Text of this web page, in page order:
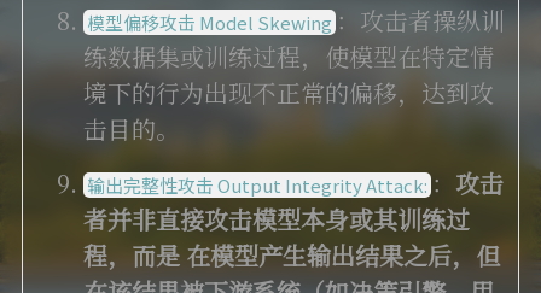
模型偏移攻击 Model Skewing：攻击者操纵训
练数据集或训练过程，使模型在特定情
境下的行为出现不正常的偏移，达到攻
击目的。
输出完整性攻击 Output Integrity Attack:： 攻击
者并非直接攻击模型本身或其训练过
程，而是 在模型产生输出结果之后，但